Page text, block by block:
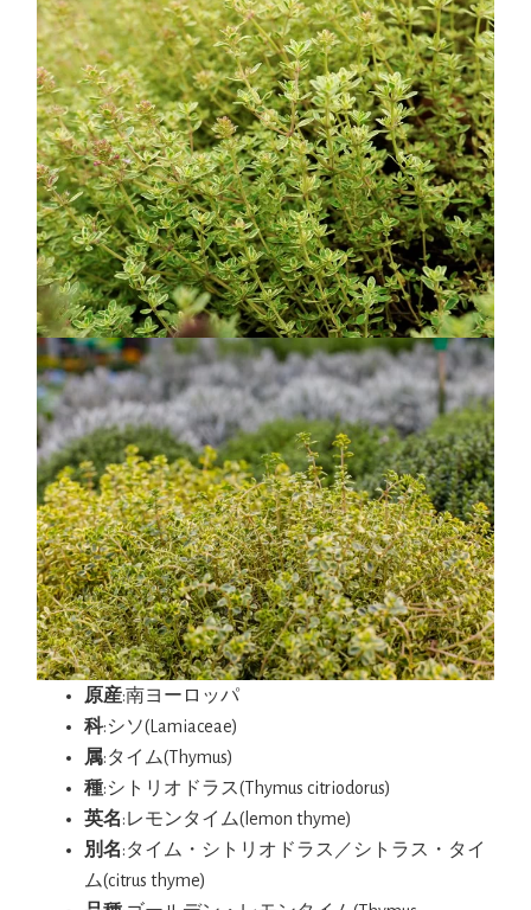
原産:南ヨーロッパ
科:シソ(Lamiaceae)
属:タイム(Thymus)
種:シトリオドラス(Thymus citriodorus)
英名:レモンタイム(lemon thyme)
別名:タイム・シトリオドラス／シトラス・タイ
ム(citrus thyme)